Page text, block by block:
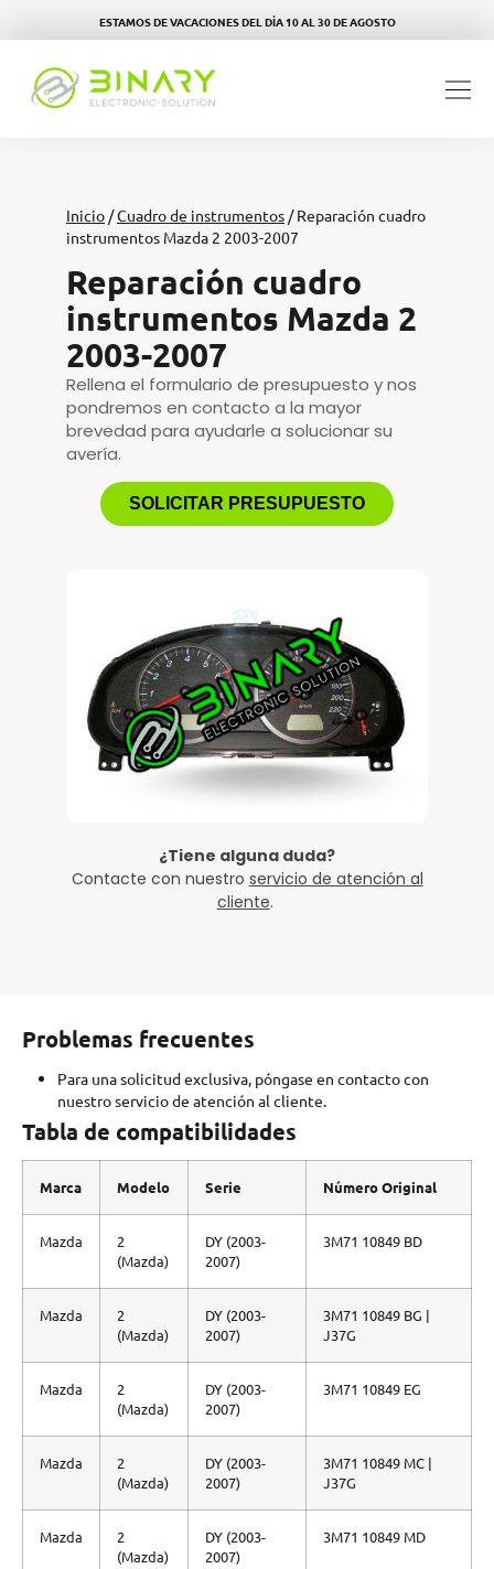
ESTAMOS DE VACACIONES DEL DÍA 10 AL 30 DE AGOSTO
Inicio /Cuadro de instrumentos / Reparación cuadro
instrumentos Mazda 2 2003-2007
Reparación cuadro
instrumentos Mazda 2
2003-2007
Rellena el formulario de presupuesto y nos
pondremos en contacto a la mayor
brevedad para ayudarle a solucionar su
avería.
SOLICITAR PRESUPUESTO
¿Tiene alguna duda?
Contacte con nuestro servicio de atención al
cliente.
Problemas frecuentes
Para una solicitud exclusiva, póngase en contacto con
nuestro servicio de atención al cliente.
Tabla de compatibilidades
Marca Modelo Serie Número Original
Mazda
2
(Mazda)
DY (2003-
2007)
3M71 10849 BD
Mazda
2
(Mazda)
DY (2003-
2007)
3M71 10849 BG |
J37G
Mazda
2
(Mazda)
DY (2003-
2007)
3M71 10849 EG
Mazda
2
(Mazda)
DY (2003-
2007)
3M71 10849 MC |
J37G
Mazda
2
(Mazda)
DY (2003-
2007)
3M71 10849 MD